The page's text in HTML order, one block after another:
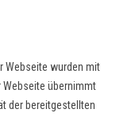
Webseite wurden mit
übernimmt
der bereitgestellten